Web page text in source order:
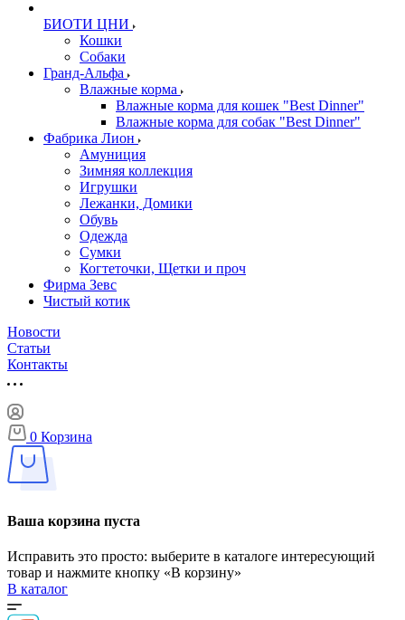
БИОТИ ЦНИ
Кошки
Собаки
Гранд-Альфа
Влажные корма
Влажные корма для кошек "Best Dinner"
Влажные корма для собак "Best Dinner"
Фабрика Лион
Амуниция
Зимняя коллекция
Игрушки
Лежанки, Домики
Обувь
Одежда
Сумки
Когтеточки, Щетки и проч
Фирма Зевс
Чистый котик
Новости
Статьи
Контакты
0 Корзина
Ваша корзина пуста
Исправить это просто: выберите в каталоге интересующий
товар и нажмите кнопку «В корзину»
В каталог